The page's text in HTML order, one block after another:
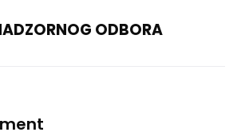
ODBORA